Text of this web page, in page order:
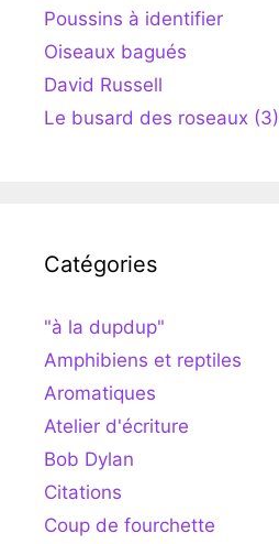
Poussins à identifier
Oiseaux bagués
David Russell
Le busard des roseaux (3)
Catégories
"à la dupdup"
Amphibiens et reptiles
Aromatiques
Atelier d'écriture
Bob Dylan
Citations
Coup de fourchette